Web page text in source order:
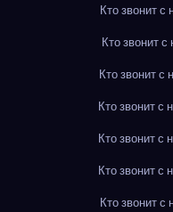
Кто звонит
Кто звонит
Кто звонит
Кто звонит
Кто звонит
Кто звонит
Кто звонит